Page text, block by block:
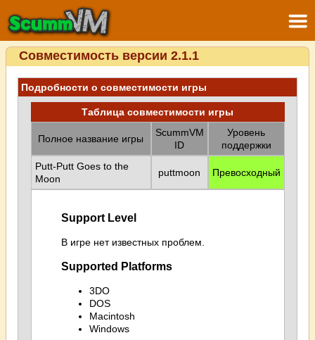
Совместимость версии 2.1.1
Подробности о совместимости игры
Таблица совместимости игры
Полное название игры
ScummVM
ID
Уровень
поддержки
Putt-Putt Goes to the
Moon
puttmoon Превосходный
Support Level
В игре нет известных проблем.
Supported Platforms
3DO
DOS
Macintosh
Windows